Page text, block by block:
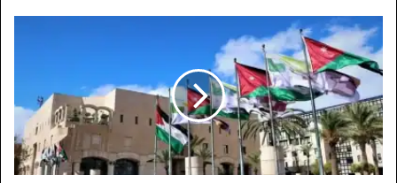
قرارات
حازمة
وعقوبات
تطال
كبار
موظفي
أمانة
عمّان
لخرقهم